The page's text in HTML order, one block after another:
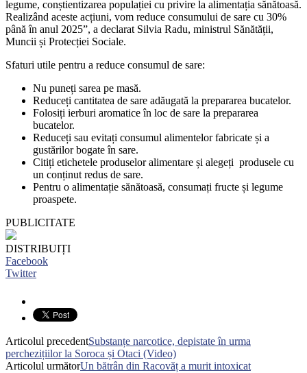
legume, conștientizarea populației cu privire la alimentația sănătoasă.
Realizând aceste acțiuni, vom reduce consumului de sare cu 30%
până în anul 2025”, a declarat Silvia Radu, ministrul Sănătății,
Muncii și Protecției Sociale.
Sfaturi utile pentru a reduce consumul de sare:
Nu puneți sarea pe masă.
Reduceți cantitatea de sare adăugată la prepararea bucatelor.
Folosiți ierburi aromatice în loc de sare la prepararea
bucatelor.
Reduceți sau evitați consumul alimentelor fabricate și a
gustărilor bogate în sare.
Citiți etichetele produselor alimentare și alegeți produsele cu
un conținut redus de sare.
Pentru o alimentație sănătoasă, consumați fructe și legume
proaspete.
PUBLICITATE
DISTRIBUIȚI
Facebook
Twitter
Articolul precedentSubstanțe narcotice, depistate în urma
perchezițiilor la Soroca și Otaci (Video)
Articolul următorUn bătrân din Racovăț a murit intoxicat